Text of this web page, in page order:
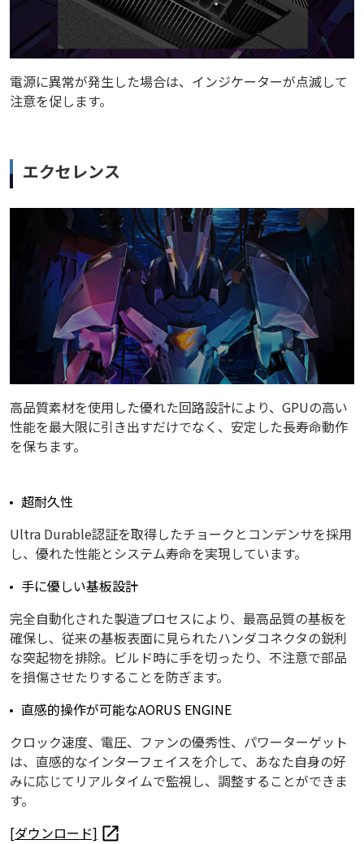
電源に異常が発生した場合は、インジケーターが点滅して
注意を促します。
エクセレンス
高品質素材を使用した優れた回路設計により、GPUの高い
性能を最大限に引き出すだけでなく、安定した長寿命動作
を保ちます。
超耐久性
Ultra Durable認証を取得したチョークとコンデンサを採用
し、優れた性能とシステム寿命を実現しています。
手に優しい基板設計
完全自動化された製造プロセスにより、最高品質の基板を
確保し、従来の基板表面に見られたハンダコネクタの鋭利
な突起物を排除。ビルド時に手を切ったり、不注意で部品
を損傷させたりすることを防ぎます。
直感的操作が可能なAORUS ENGINE
クロック速度、電圧、ファンの優秀性、パワーターゲット
は、直感的なインターフェイスを介して、あなた自身の好
みに応じてリアルタイムで監視し、調整することができま
す。
[ダウンロード]